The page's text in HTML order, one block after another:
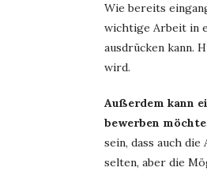
Wie bereits
wichtige Arbeit in
ausdrücken kann.
wird.
Außerdem kann
bewerben
sein, dass auch
selten, aber die